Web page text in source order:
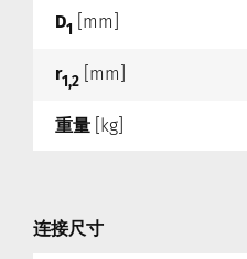
D1 [mm]
r1,2 [mm]
重量 [kg]
连接尺寸